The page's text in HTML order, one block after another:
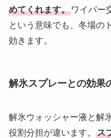
めてくれます。ワイパー
という意味でも、冬場の
効きます。
解氷スプレーとの効果
解氷ウォッシャー液と解
役割分担が違います。 ス